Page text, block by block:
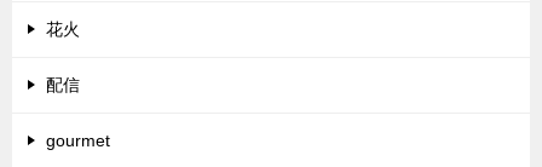
花火
配信
gourmet